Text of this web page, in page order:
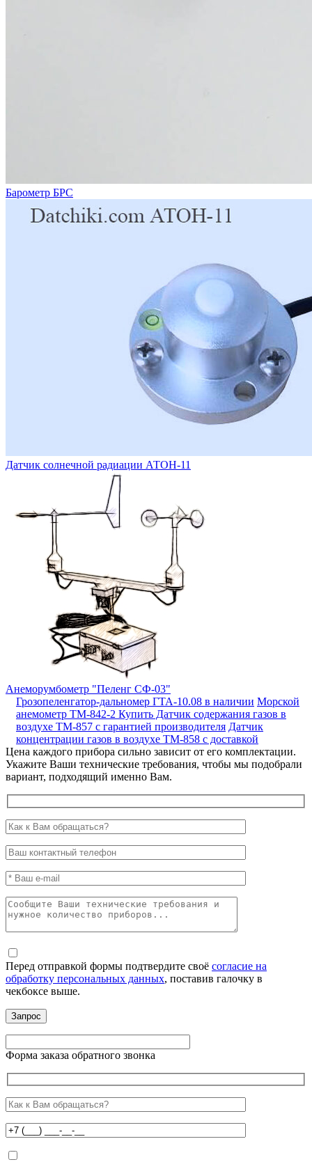
Барометр БРС
Датчик солнечной радиации АТОН-11
Анеморумбометр "Пеленг СФ-03"
Грозопеленгатор-дальномер ГТА-10.08 в наличии Морской
анемометр ТМ-842-2 Купить Датчик содержания газов в
воздухе ТМ-857 с гарантией производителя Датчик
концентрации газов в воздухе ТМ-858 с доставкой
Цена каждого прибора сильно зависит от его комплектации.
Укажите Ваши технические требования, чтобы мы подобрали
вариант, подходящий именно Вам.
Перед отправкой формы подтвердите своё согласие на
обработку персональных данных, поставив галочку в
чекбоксе выше.
Форма заказа обратного звонка